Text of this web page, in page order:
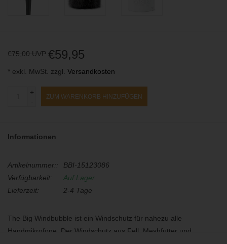
€75,00 UVP €59,95
* exkl. MwSt. zzgl. Versandkosten
+
-
ZUM WARENKORB HINZUFÜGEN
Informationen
Artikelnummer::
BBI-15123086
Verfügbarkeit:
Auf Lager
Lieferzeit:
2-4 Tage
The Big Windbubble ist ein Windschutz für nahezu alle
Handmikrofone. Der Windschutz aus Fell, Meshfutter und